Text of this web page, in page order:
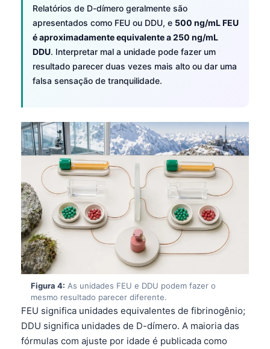
Relatórios de D-dímero geralmente são
apresentados como FEU ou DDU, e 500 ng/mL FEU
é aproximadamente equivalente a 250 ng/mL
DDU. Interpretar mal a unidade pode fazer um
resultado parecer duas vezes mais alto ou dar uma
falsa sensação de tranquilidade.
Figura 4: As unidades FEU e DDU podem fazer o
mesmo resultado parecer diferente.
FEU significa unidades equivalentes de fibrinogênio;
DDU significa unidades de D-dímero. A maioria das
fórmulas com ajuste por idade é publicada como